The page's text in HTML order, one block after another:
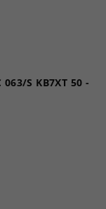
S KB7XT 50 -